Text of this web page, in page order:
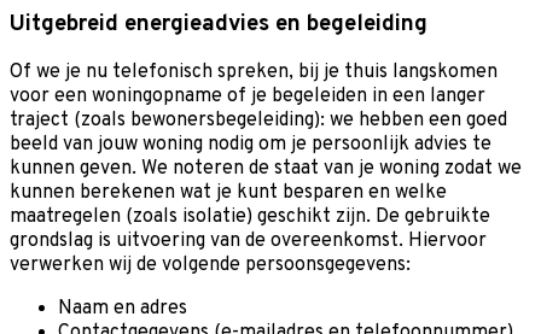
Uitgebreid energieadvies en begeleiding
Of we je nu telefonisch spreken, bij je thuis langskomen
voor een woningopname of je begeleiden in een langer
traject (zoals bewonersbegeleiding): we hebben een goed
beeld van jouw woning nodig om je persoonlijk advies te
kunnen geven. We noteren de staat van je woning zodat we
kunnen berekenen wat je kunt besparen en welke
maatregelen (zoals isolatie) geschikt zijn. De gebruikte
grondslag is uitvoering van de overeenkomst. Hiervoor
verwerken wij de volgende persoonsgegevens:
Naam en adres